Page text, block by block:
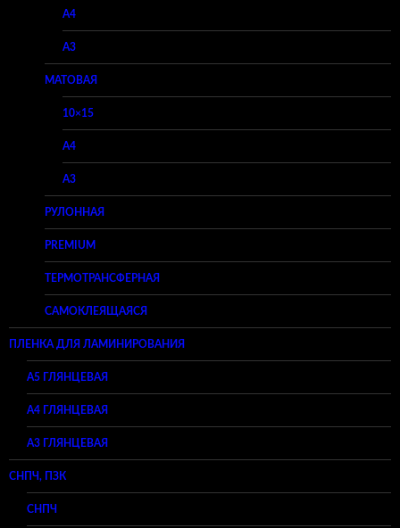
A4
A3
МАТОВАЯ
10×15
A4
A3
РУЛОННАЯ
PREMIUM
ТЕРМОТРАНСФЕРНАЯ
САМОКЛЕЯЩАЯСЯ
ПЛЕНКА ДЛЯ ЛАМИНИРОВАНИЯ
A5 ГЛЯНЦЕВАЯ
А4 ГЛЯНЦЕВАЯ
A3 ГЛЯНЦЕВАЯ
СНПЧ, ПЗК
СНПЧ